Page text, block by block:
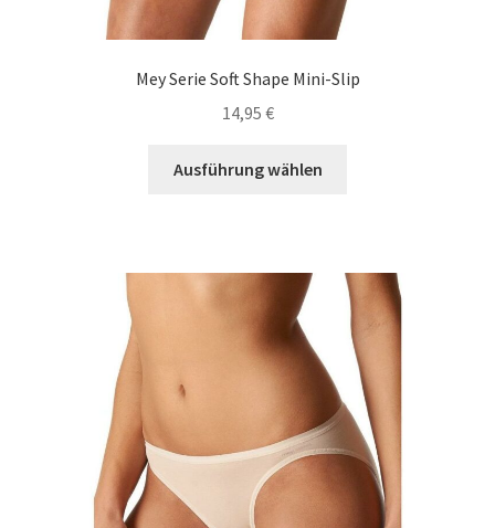
Mey Serie Soft Shape Mini-Slip
14,95 €
Ausführung wählen
auf.
Die
Optionen
können
auf
der
Produktseite
gewählt
werden